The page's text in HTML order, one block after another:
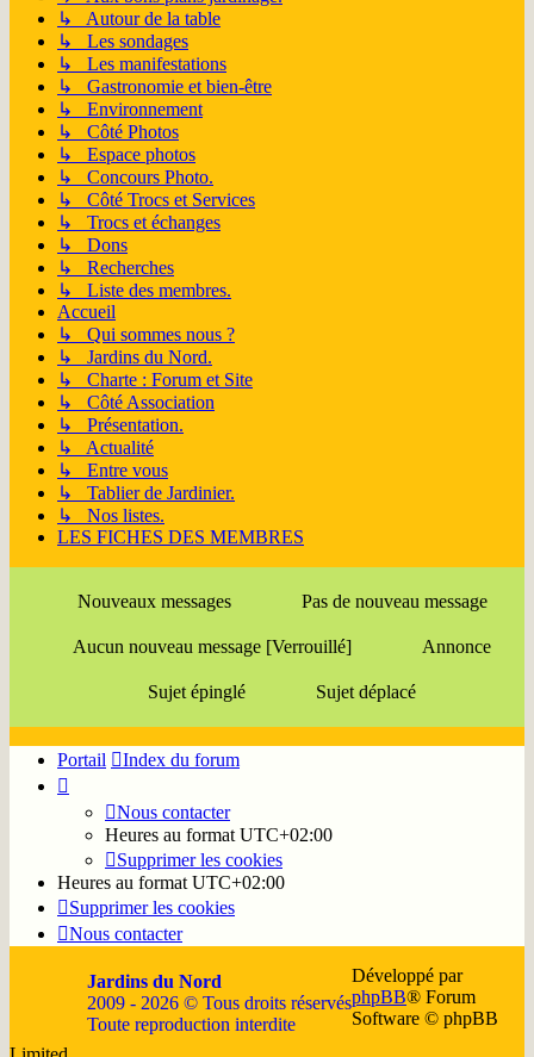
↳ Autour de la table
↳ Les sondages
↳ Les manifestations
↳ Gastronomie et bien-être
↳ Environnement
↳ Côté Photos
↳ Espace photos
↳ Concours Photo.
↳ Côté Trocs et Services
↳ Trocs et échanges
↳ Dons
↳ Recherches
↳ Liste des membres.
Accueil
↳ Qui sommes nous ?
↳ Jardins du Nord.
↳ Charte : Forum et Site
↳ Côté Association
↳ Présentation.
↳ Actualité
↳ Entre vous
↳ Tablier de Jardinier.
↳ Nos listes.
LES FICHES DES MEMBRES
Nouveaux messages Pas de nouveau message
Aucun nouveau message [Verrouillé] Annonce
Sujet épinglé Sujet déplacé
Portail Index du forum
Nous contacter
Heures au format UTC+02:00
Supprimer les cookies
Heures au format UTC+02:00
Supprimer les cookies
Nous contacter
Jardins du Nord
2009 - 2026 © Tous droits réservés
Toute reproduction interdite
Développé par
phpBB® Forum
Software © phpBB